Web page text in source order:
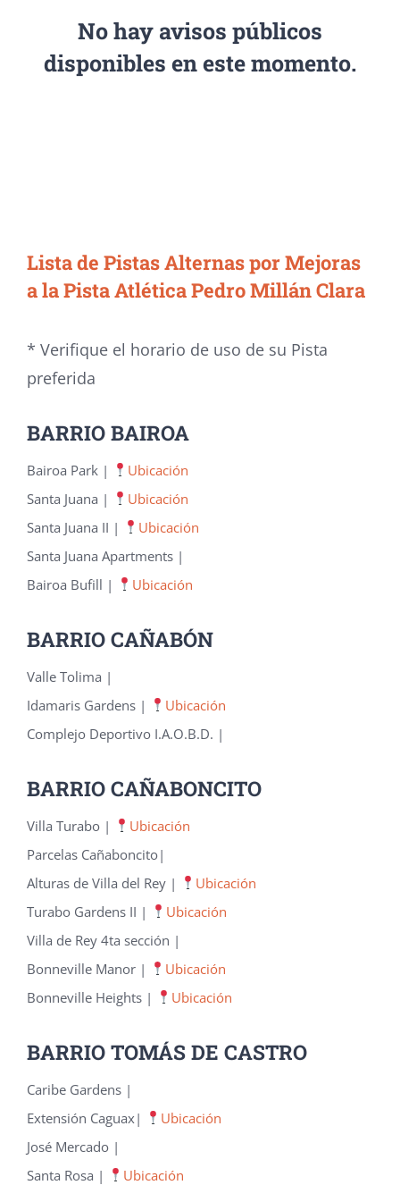
No hay avisos públicos
disponibles en este momento.
Lista de Pistas Alternas por Mejoras
a la Pista Atlética Pedro Millán Clara
* Verifique el horario de uso de su Pista
preferida
BARRIO BAIROA
Bairoa Park |
Ubicación
Santa Juana |
Ubicación
Santa Juana II |
Ubicación
Santa Juana Apartments |
Bairoa Bufill |
Ubicación
BARRIO CAÑABÓN
Valle Tolima |
Idamaris Gardens |
Ubicación
Complejo Deportivo I.A.O.B.D. |
BARRIO CAÑABONCITO
Villa Turabo |
Ubicación
Parcelas Cañaboncito|
Alturas de Villa del Rey |
Ubicación
Turabo Gardens II |
Ubicación
Villa de Rey 4ta sección |
Bonneville Manor |
Ubicación
Bonneville Heights |
Ubicación
BARRIO TOMÁS DE CASTRO
Caribe Gardens |
Extensión Caguax|
Ubicación
José Mercado |
Santa Rosa |
Ubicación